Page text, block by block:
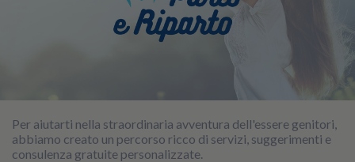
Per aiutarti nella straordinaria avventura dell'essere genitori,
abbiamo creato un percorso ricco di servizi, suggerimenti e
consulenza gratuite personalizzate.